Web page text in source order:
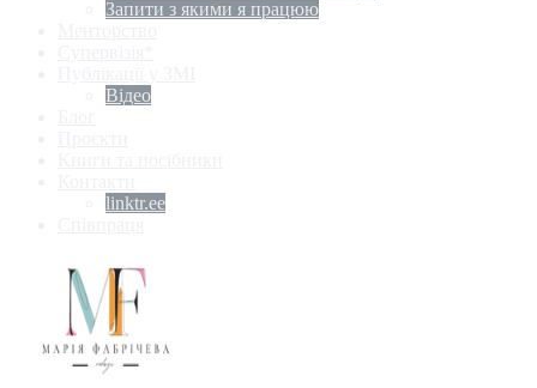
Запити з якими я працюю
Відео
linktr.ee